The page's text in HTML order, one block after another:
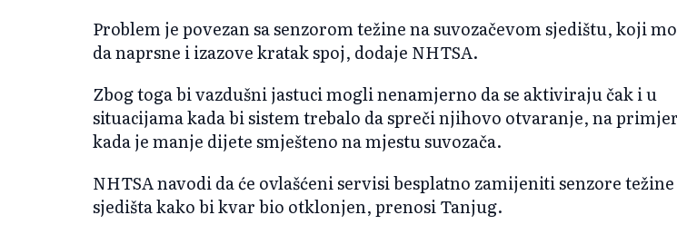
Problem je povezan sa senzorom težine na suvozačevom sjedištu, koji
da naprsne i izazove kratak spoj, dodaje NHTSA.
Zbog toga bi vazdušni jastuci mogli nenamjerno da se aktiviraju čak i u
situacijama kada bi sistem trebalo da spreči njihovo otvaranje, na
kada je manje dijete smješteno na mjestu suvozača.
NHTSA navodi da će ovlašćeni servisi besplatno zamijeniti senzore težine
sjedišta kako bi kvar bio otklonjen, prenosi Tanjug.